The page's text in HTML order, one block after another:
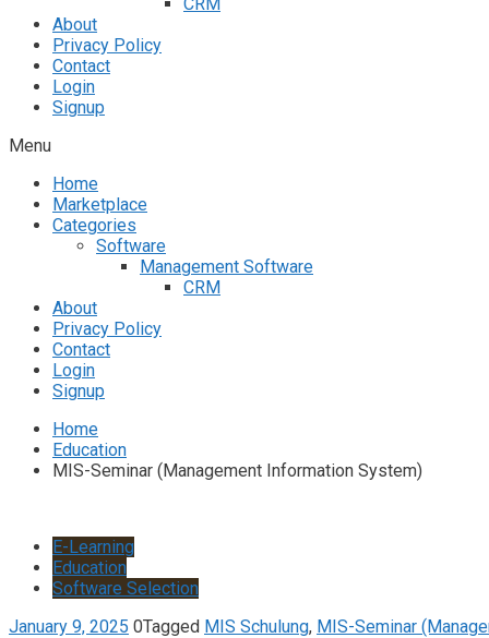
About
Privacy Policy
Contact
Login
Signup
Menu
Home
Marketplace
Categories
Software
Management Software
CRM
About
Privacy Policy
Contact
Login
Signup
Home
Education
MIS-Seminar (Management Information System)
E-Learning
Education
Software Selection
January 9, 2025 0Tagged MIS Schulung, MIS-Seminar